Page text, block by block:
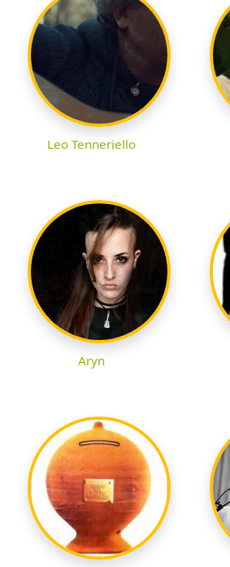
Leo Tenneriello
Aryn